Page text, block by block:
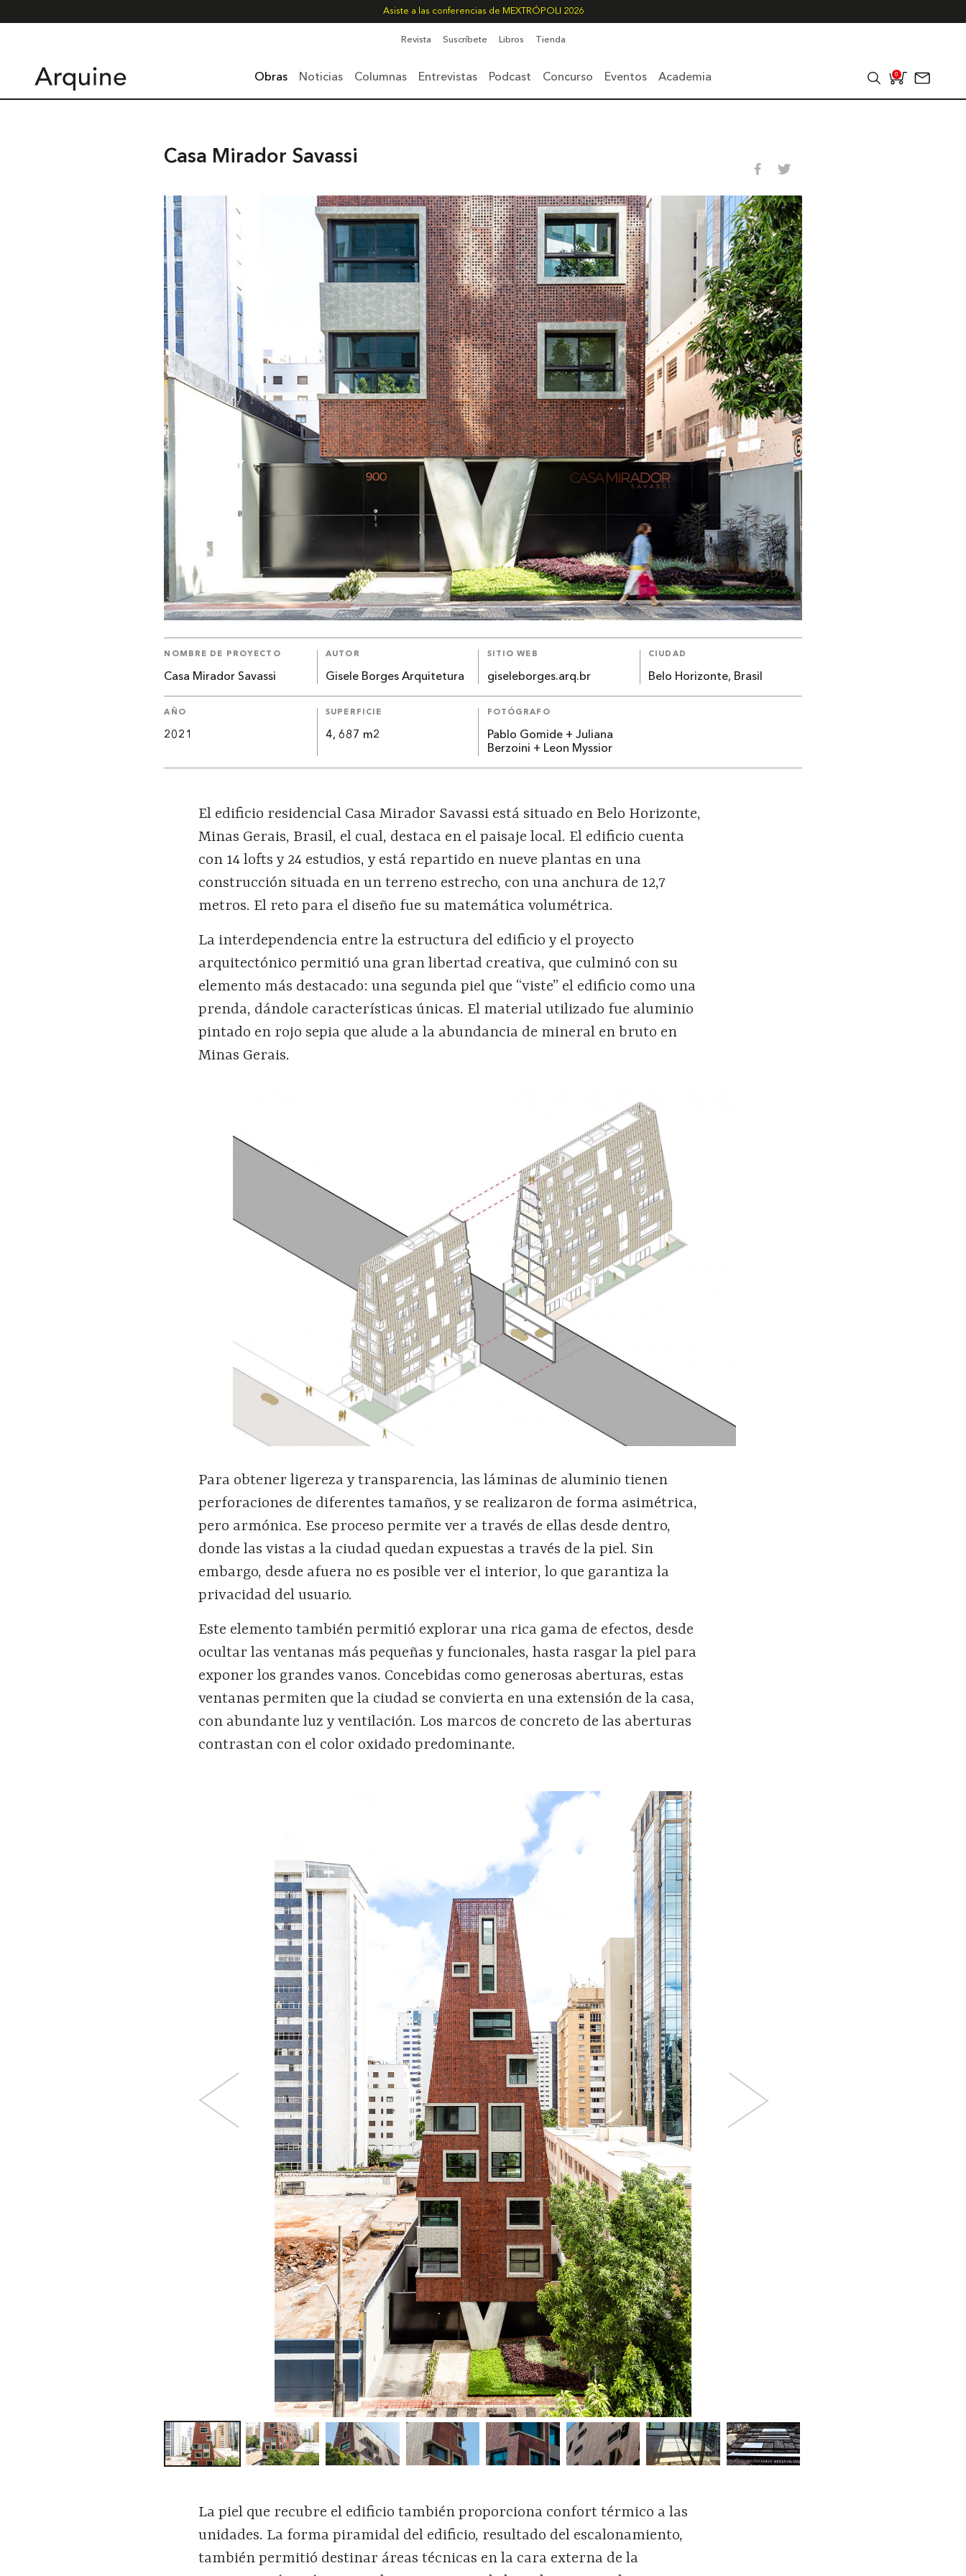
Asiste a las conferencias de MEXTRÓPOLI 2026
Revista Suscríbete Libros Tienda
Obras Noticias Columnas Entrevistas Podcast Concurso Eventos Academia 0
Casa Mirador Savassi
NOMBRE DE PROYECTO
Casa Mirador Savassi
AUTOR
Gisele Borges Arquitetura
SITIO WEB
giseleborges.arq.br
CIUDAD
Belo Horizonte, Brasil
AÑO
2021
SUPERFICIE
4, 687 m2
FOTÓGRAFO
Pablo Gomide + Juliana
Berzoini + Leon Myssior
El edificio residencial Casa Mirador Savassi está situado en Belo Horizonte,
Minas Gerais, Brasil, el cual, destaca en el paisaje local. El edificio cuenta
con 14 lofts y 24 estudios, y está repartido en nueve plantas en una
construcción situada en un terreno estrecho, con una anchura de 12,7
metros. El reto para el diseño fue su matemática volumétrica.
La interdependencia entre la estructura del edificio y el proyecto
arquitectónico permitió una gran libertad creativa, que culminó con su
elemento más destacado: una segunda piel que “viste” el edificio como una
prenda, dándole características únicas. El material utilizado fue aluminio
pintado en rojo sepia que alude a la abundancia de mineral en bruto en
Minas Gerais.
Para obtener ligereza y transparencia, las láminas de aluminio tienen
perforaciones de diferentes tamaños, y se realizaron de forma asimétrica,
pero armónica. Ese proceso permite ver a través de ellas desde dentro,
donde las vistas a la ciudad quedan expuestas a través de la piel. Sin
embargo, desde afuera no es posible ver el interior, lo que garantiza la
privacidad del usuario.
Este elemento también permitió explorar una rica gama de efectos, desde
ocultar las ventanas más pequeñas y funcionales, hasta rasgar la piel para
exponer los grandes vanos. Concebidas como generosas aberturas, estas
ventanas permiten que la ciudad se convierta en una extensión de la casa,
con abundante luz y ventilación. Los marcos de concreto de las aberturas
contrastan con el color oxidado predominante.
La piel que recubre el edificio también proporciona confort térmico a las
unidades. La forma piramidal del edificio, resultado del escalonamiento,
también permitió destinar áreas técnicas en la cara externa de la